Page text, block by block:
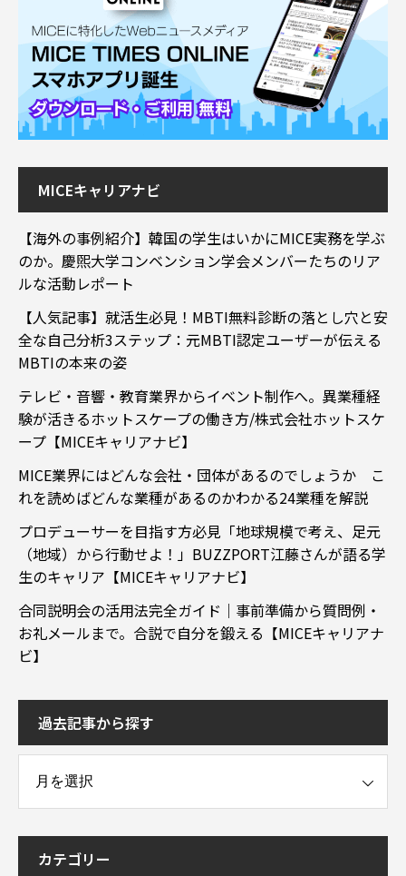
MICEキャリアナビ
【海外の事例紹介】韓国の学生はいかにMICE実務を学ぶ
のか。慶煕大学コンベンション学会メンバーたちのリア
ルな活動レポート
【人気記事】就活生必見！MBTI無料診断の落とし穴と安
全な自己分析3ステップ：元MBTI認定ユーザーが伝える
MBTIの本来の姿
テレビ・音響・教育業界からイベント制作へ。異業種経
験が活きるホットスケープの働き方/株式会社ホットスケ
ープ【MICEキャリアナビ】
MICE業界にはどんな会社・団体があるのでしょうか こ
れを読めばどんな業種があるのかわかる24業種を解説
プロデューサーを目指す方必見「地球規模で考え、足元
（地域）から行動せよ！」BUZZPORT江藤さんが語る学
生のキャリア【MICEキャリアナビ】
合同説明会の活用法完全ガイド｜事前準備から質問例・
お礼メールまで。合説で自分を鍛える【MICEキャリアナ
ビ】
過去記事から探す
カテゴリー